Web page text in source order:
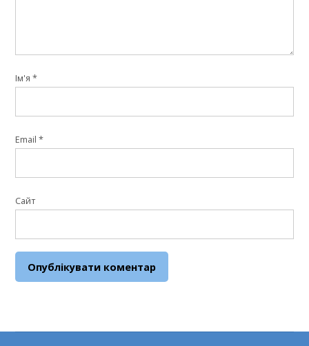
Ім'я*
Email*
Сайт